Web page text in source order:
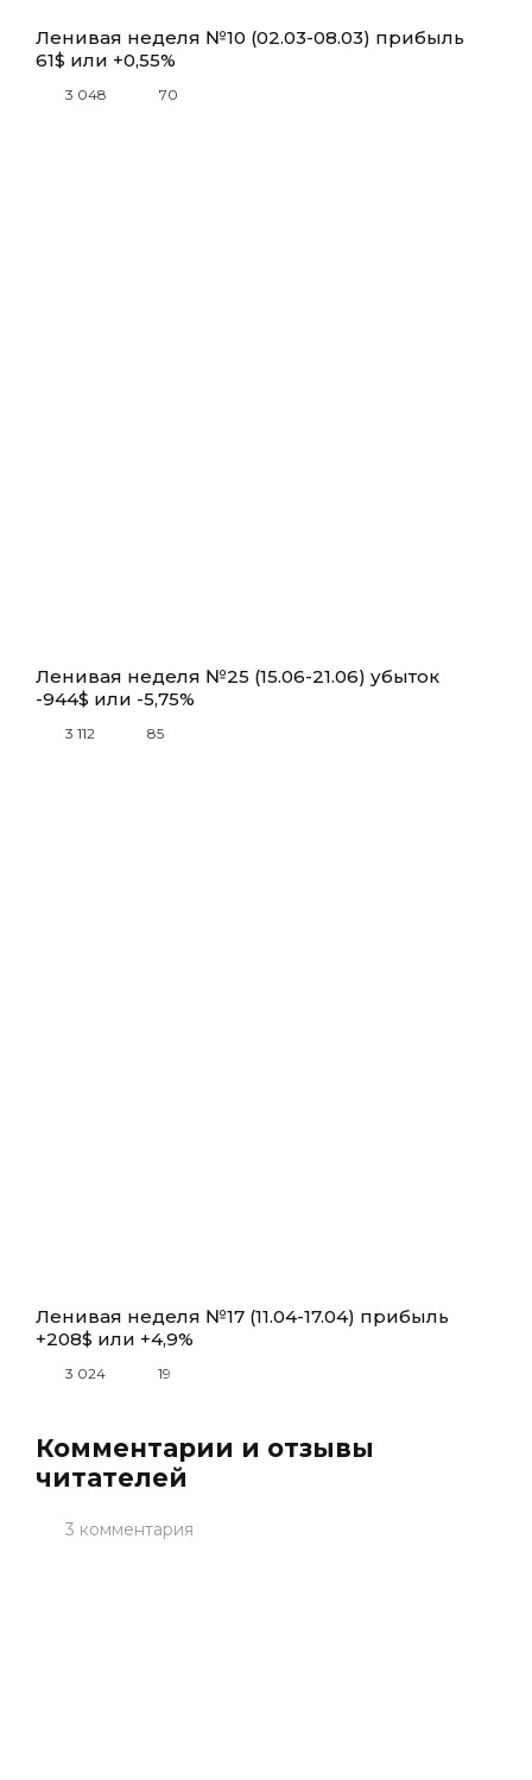
Ленивая неделя №10 (02.03-08.03) прибыль
61$ или +0,55%
3 048 70
Ленивая неделя №25 (15.06-21.06) убыток
-944$ или -5,75%
3 112 85
Ленивая неделя №17 (11.04-17.04) прибыль
+208$ или +4,9%
3 024 19
Комментарии и отзывы
читателей
3 комментария